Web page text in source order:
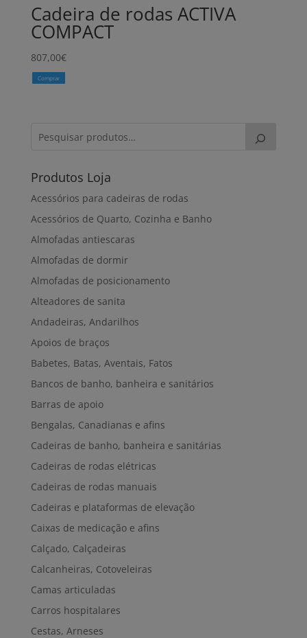
Cadeira de rodas ACTIVA
COMPACT
807,00€
Comprar
Produtos Loja
Acessórios para cadeiras de rodas
Acessórios de Quarto, Cozinha e Banho
Almofadas antiescaras
Almofadas de dormir
Almofadas de posicionamento
Alteadores de sanita
Andadeiras, Andarilhos
Apoios de braços
Babetes, Batas, Aventais, Fatos
Bancos de banho, banheira e sanitários
Barras de apoio
Bengalas, Canadianas e afins
Cadeiras de banho, banheira e sanitárias
Cadeiras de rodas elétricas
Cadeiras de rodas manuais
Cadeiras e plataformas de elevação
Caixas de medicação e afins
Calçado, Calçadeiras
Calcanheiras, Cotoveleiras
Camas articuladas
Carros hospitalares
Cestas, Arneses